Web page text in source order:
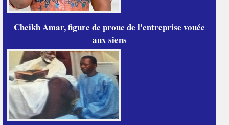
Cheikh Amar, figure de proue de l'entreprise vouée
aux siens